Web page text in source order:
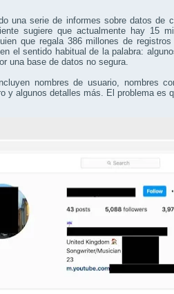
una serie de informes sobre datos de
sugiere que actualmente hay 15
que regala 386 millones de
el sentido habitual de la palabra:
una base de datos no segura.
nombres de usuario, nombres
y algunos detalles más. El problema es